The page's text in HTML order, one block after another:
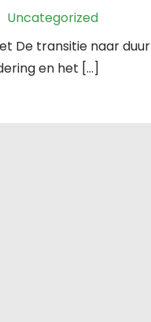
Uncategorized
De transitie naar
en het […]